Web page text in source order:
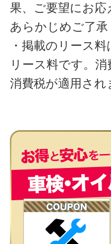
果、ご要望にお
あらかじめご了承
・掲載のリース
リース料です。
消費税が適用さ